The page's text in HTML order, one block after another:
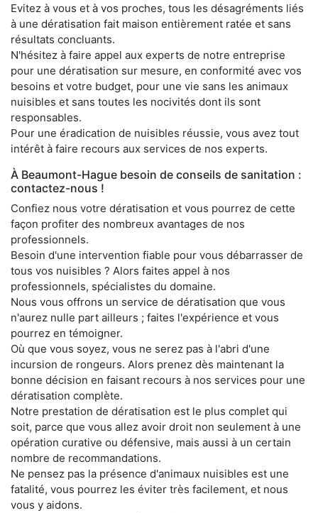
Evitez à vous et à vos proches, tous les désagréments liés
à une dératisation fait maison entièrement ratée et sans
résultats concluants.
N'hésitez à faire appel aux experts de notre entreprise
pour une dératisation sur mesure, en conformité avec vos
besoins et votre budget, pour une vie sans les animaux
nuisibles et sans toutes les nocivités dont ils sont
responsables.
Pour une éradication de nuisibles réussie, vous avez tout
intérêt à faire recours aux services de nos experts.
À Beaumont-Hague besoin de conseils de sanitation :
contactez-nous !
Confiez nous votre dératisation et vous pourrez de cette
façon profiter des nombreux avantages de nos
professionnels.
Besoin d'une intervention fiable pour vous débarrasser de
tous vos nuisibles ? Alors faites appel à nos
professionnels, spécialistes du domaine.
Nous vous offrons un service de dératisation que vous
n'aurez nulle part ailleurs ; faites l'expérience et vous
pourrez en témoigner.
Où que vous soyez, vous ne serez pas à l'abri d'une
incursion de rongeurs. Alors prenez dès maintenant la
bonne décision en faisant recours à nos services pour une
dératisation complète.
Notre prestation de dératisation est le plus complet qui
soit, parce que vous allez avoir droit non seulement à une
opération curative ou défensive, mais aussi à un certain
nombre de recommandations.
Ne pensez pas la présence d'animaux nuisibles est une
fatalité, vous pourrez les éviter très facilement, et nous
vous y aidons.